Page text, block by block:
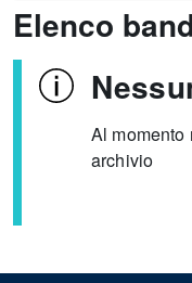
Elenco
Al momento
archivio